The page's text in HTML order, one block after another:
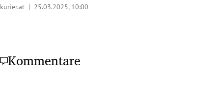
kurier.at | 25.03.2025, 10:00
Kommentare